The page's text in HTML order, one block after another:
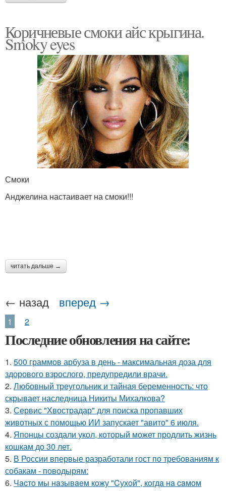
Коричневые смоки айс крыгина.
Smoky eyes
Смоки
Анджелина настаивает на смоки!!!
читать дальше →
← назад вперед →
1 2
Последние обновления на сайте:
1. 500 граммов арбуза в день - максимальная доза для
здорового взрослого, предупредили врачи.
2. Любовный треугольник и тайная беременность: что
скрывает наследница Никиты Михалкова?
3. Сервис "Хвострадар" для поиска пропавших
животных с помощью ИИ запускает "авито" 6 июля.
4. Японцы создали укол, который может продлить жизнь
кошкам до 30 лет.
5. В России впервые разработали гост по требованиям к
собакам - поводырям:
6. Чacтo мы нaзывaeм кoжу "Cухoй", кoгдa нa caмoм